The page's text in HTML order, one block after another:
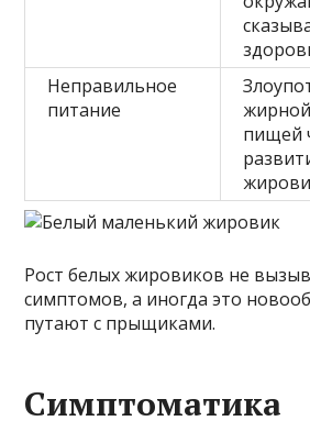
Неправильное
питание
пищей
Рост белых жировиков не
симптомов, а иногда это
путают с прыщиками.
Симптоматика